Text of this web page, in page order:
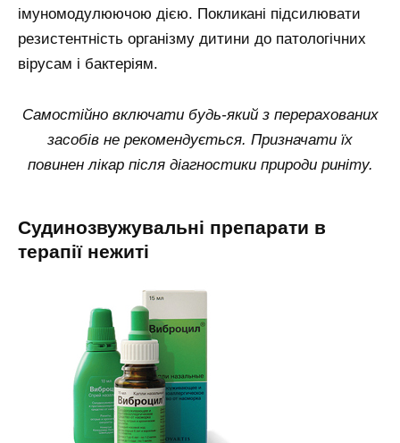
імуномодулюючою дією. Покликані підсилювати
резистентність організму дитини до патологічних
вірусам і бактеріям.
Самостійно включати будь-який з перерахованих
засобів не рекомендується. Призначати їх
повинен лікар після діагностики природи риніту.
Судинозвужувальні препарати в
терапії нежиті